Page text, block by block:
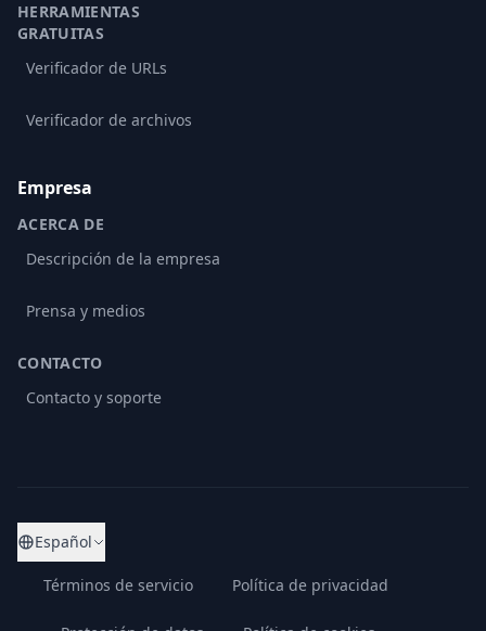
HERRAMIENTAS
GRATUITAS
Verificador de URLs
Verificador de archivos
Empresa
ACERCA DE
Descripción de la empresa
Prensa y medios
CONTACTO
Contacto y soporte
Español
Términos de servicio Política de privacidad